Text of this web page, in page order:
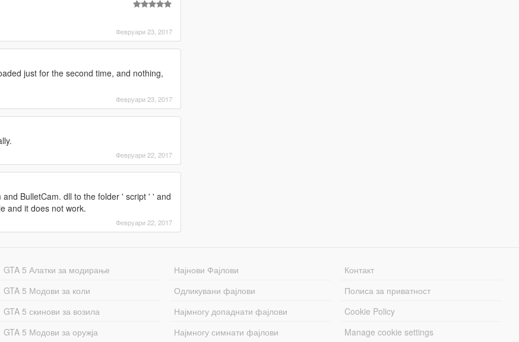
Февруари 23, 2017
just for the second time, and nothing,
Февруари 23, 2017
Февруари 22, 2017
BulletCam. dll to the folder ' script ' ' and
and it does not work.
Февруари 22, 2017
GTA 5 Алатки за модирање
GTA 5 Модови за коли
GTA 5 скинови за возила
GTA 5 Модови за оружја
Најнови Фајлови
Одликувани фајлови
Најмногу допаднати фајлови
Најмногу симнати фајлови
Контакт
Полиса за приватност
Cookie Policy
Manage cookie settings